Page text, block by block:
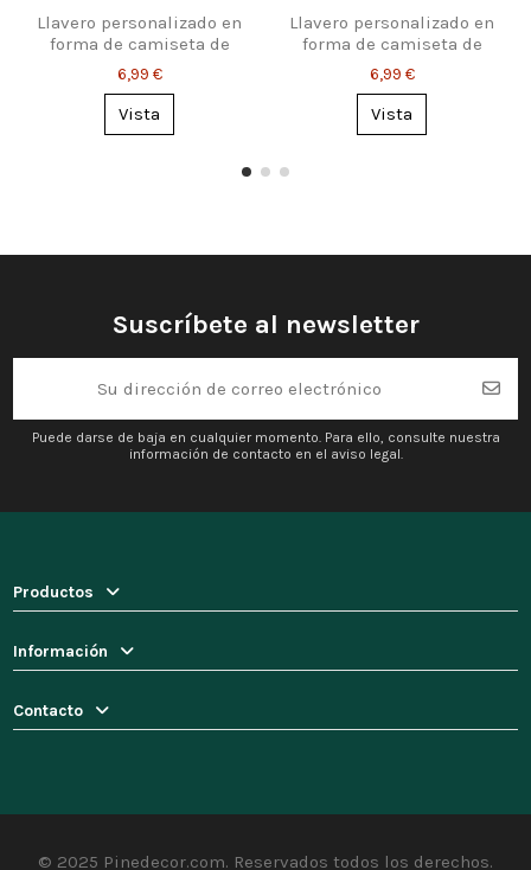
Llavero personalizado en
forma de camiseta de
baloncesto
6,99 €
Vista
Llavero personalizado en
forma de camiseta de
fútbol
6,99 €
Vista
Suscríbete al newsletter
Puede darse de baja en cualquier momento. Para ello, consulte nuestra
información de contacto en el aviso legal.
Productos
Información
Contacto
© 2025 Pinedecor.com. Reservados todos los derechos.